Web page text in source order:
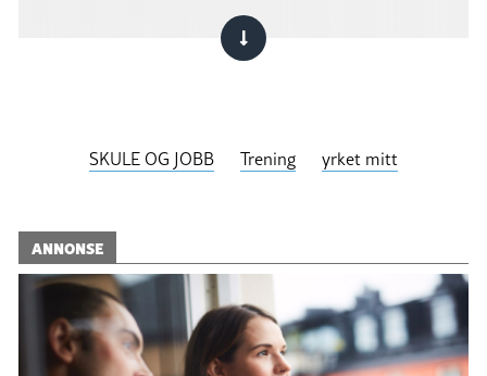
SKULE OG JOBB Trening yrket mitt
ANNONSE